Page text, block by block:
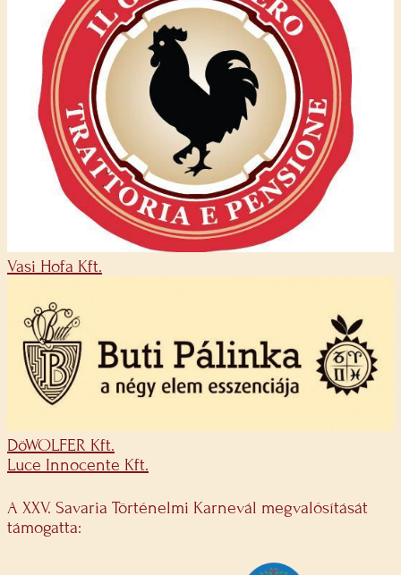
Vasi Hofa Kft.
DöWOLFER Kft.
Luce Innocente Kft.
A XXV. Savaria Történelmi Karnevál megvalósítását
támogatta: